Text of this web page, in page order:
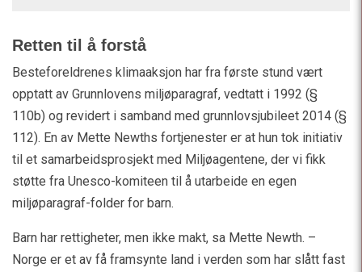
Retten til å forstå
Besteforeldrenes klimaaksjon har fra første stund vært
opptatt av Grunnlovens miljøparagraf, vedtatt i 1992 (§
110b) og revidert i samband med grunnlovsjubileet 2014 (§
112). En av Mette Newths fortjenester er at hun tok initiativ
til et samarbeidsprosjekt med Miljøagentene, der vi fikk
støtte fra Unesco-komiteen til å utarbeide en egen
miljøparagraf-folder for barn.
Barn har rettigheter, men ikke makt, sa Mette Newth. –
Norge er et av få framsynte land i verden som har slått fast